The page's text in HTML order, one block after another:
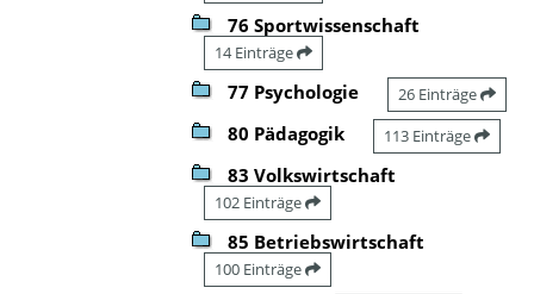
76 Sportwissenschaft
14 Einträge
77 Psychologie 26 Einträge
80 Pädagogik 113 Einträge
83 Volkswirtschaft
102 Einträge
85 Betriebswirtschaft
100 Einträge